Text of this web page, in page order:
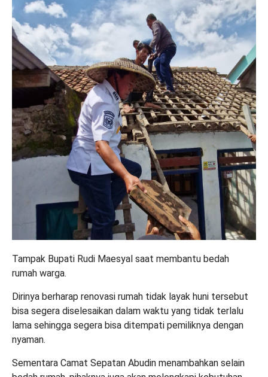
Tampak Bupati Rudi Maesyal saat membantu bedah
rumah warga.
Dirinya berharap renovasi rumah tidak layak huni tersebut
bisa segera diselesaikan dalam waktu yang tidak terlalu
lama sehingga segera bisa ditempati pemiliknya dengan
nyaman.
Sementara Camat Sepatan Abudin menambahkan selain